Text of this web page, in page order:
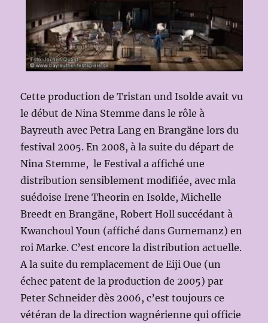
Cette production de Tristan und Isolde avait vu
le début de Nina Stemme dans le rôle à
Bayreuth avec Petra Lang en Brangäne lors du
festival 2005. En 2008, à la suite du départ de
Nina Stemme, le Festival a affiché une
distribution sensiblement modifiée, avec mla
suédoise Irene Theorin en Isolde, Michelle
Breedt en Brangäne, Robert Holl succédant à
Kwanchoul Youn (affiché dans Gurnemanz) en
roi Marke. C’est encore la distribution actuelle.
A la suite du remplacement de Eiji Oue (un
échec patent de la production de 2005) par
Peter Schneider dès 2006, c’est toujours ce
vétéran de la direction wagnérienne qui officie